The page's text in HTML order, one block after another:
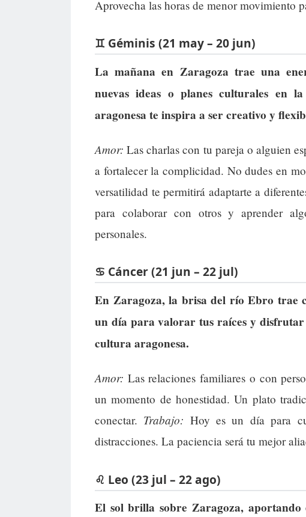
Aprovecha las horas de menor movimiento
♊ Géminis (21 may – 20 jun)
La mañana en Zaragoza trae una
nuevas ideas o planes culturales en
aragonesa te inspira a ser creativo y
Amor: Las charlas con tu pareja o alguien
a fortalecer la complicidad. No dudes en
versatilidad te permitirá adaptarte a
para colaborar con otros y aprender
personales.
♋ Cáncer (21 jun – 22 jul)
En Zaragoza, la brisa del río Ebro trae
un día para valorar tus raíces y
cultura aragonesa.
Amor: Las relaciones familiares o con
un momento de honestidad. Un plato
conectar. Trabajo: Hoy es un día para
distracciones. La paciencia será tu mejor
♌ Leo (23 jul – 22 ago)
El sol brilla sobre Zaragoza,